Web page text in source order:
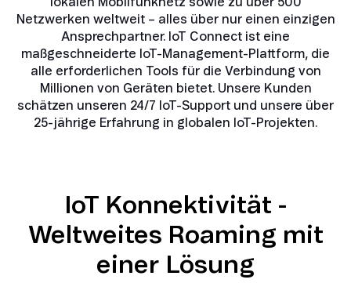
Netzwerken weltweit – alles über nur einen einzigen
Ansprechpartner. IoT Connect ist eine
maßgeschneiderte IoT-Management-Plattform, die
alle erforderlichen Tools für die Verbindung von
Millionen von Geräten bietet. Unsere Kunden
schätzen unseren 24/7 IoT-Support und unsere über
25-jährige Erfahrung in globalen IoT-Projekten.
IoT Konnektivität -
Weltweites Roaming mit
einer Lösung